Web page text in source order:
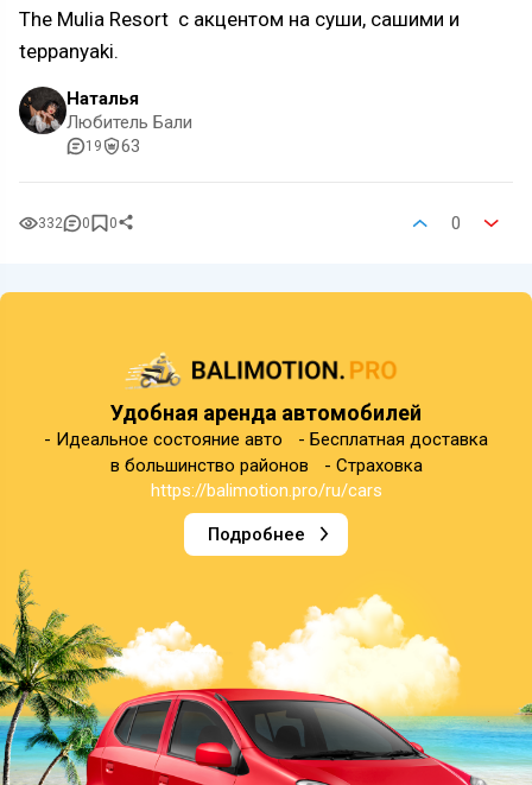
The Mulia Resort с акцентом на суши, сашими и
teppanyaki.
Наталья
Любитель Бали
19 63
332 0 0 0
Удобная аренда автомобилей
- Идеальное состояние авто - Бесплатная доставка
в большинство районов - Страховка
https://balimotion.pro/ru/cars
Подробнее